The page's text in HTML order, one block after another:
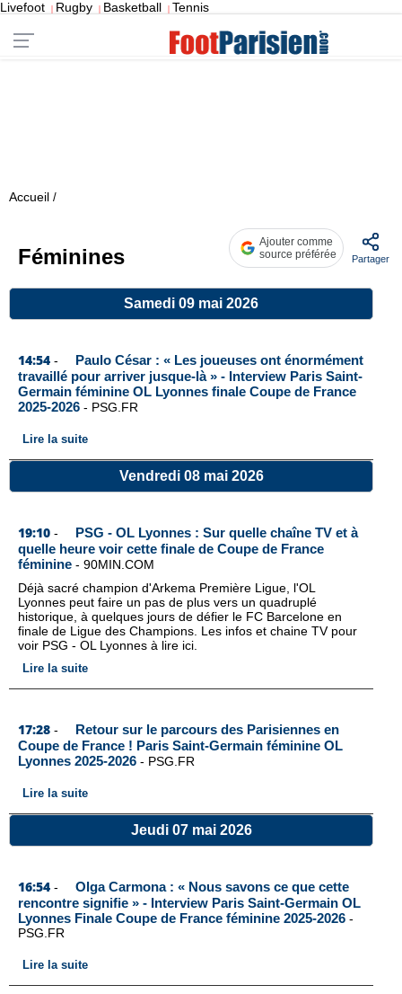
Livefoot | Rugby | Basketball | Tennis
Accueil /
Féminines
Ajouter comme
source préférée
Partager
Samedi 09 mai 2026
14:54 -
Paulo César : « Les joueuses ont énormément
travaillé pour arriver jusque-là » - Interview Paris Saint-
Germain féminine OL Lyonnes finale Coupe de France
2025-2026 - PSG.FR
Lire la suite
Vendredi 08 mai 2026
19:10 -
PSG - OL Lyonnes : Sur quelle chaîne TV et à
quelle heure voir cette finale de Coupe de France
féminine - 90MIN.COM
Déjà sacré champion d'Arkema Première Ligue, l'OL
Lyonnes peut faire un pas de plus vers un quadruplé
historique, à quelques jours de défier le FC Barcelone en
finale de Ligue des Champions. Les infos et chaine TV pour
voir PSG - OL Lyonnes à lire ici.
Lire la suite
17:28 -
Retour sur le parcours des Parisiennes en
Coupe de France ! Paris Saint-Germain féminine OL
Lyonnes 2025-2026 - PSG.FR
Lire la suite
Jeudi 07 mai 2026
16:54 -
Olga Carmona : « Nous savons ce que cette
rencontre signifie » - Interview Paris Saint-Germain OL
Lyonnes Finale Coupe de France féminine 2025-2026 -
PSG.FR
Lire la suite